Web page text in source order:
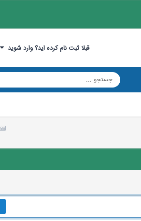
قبلا ثبت نام کرده اید؟ وارد شوید